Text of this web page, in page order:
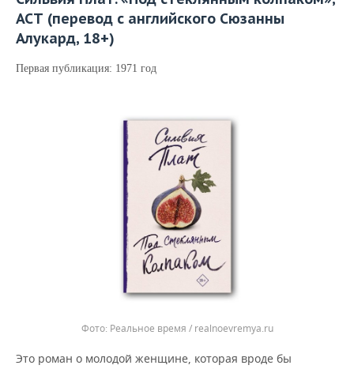
АСТ (перевод с английского Сюзанны
Алукард, 18+)
Первая публикация: 1971 год
Реальное время / realnoevremya.ru
Это роман о молодой женщине, которая вроде бы